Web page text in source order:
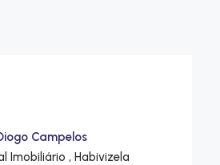
Campelos
Imobiliário , Habivizela